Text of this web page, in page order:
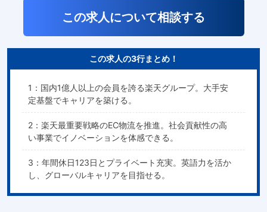
この求人について相談する
この求人の3行まとめ！
1：国内1億人以上の会員を誇る楽天グループ。大手安
定基盤でキャリアを築ける。
2：楽天最重要戦略のEC物流を推進。社会貢献性の高
い事業でイノベーションを体感できる。
3：年間休日123日とプライベート充実。英語力を活か
し、グローバルキャリアを目指せる。